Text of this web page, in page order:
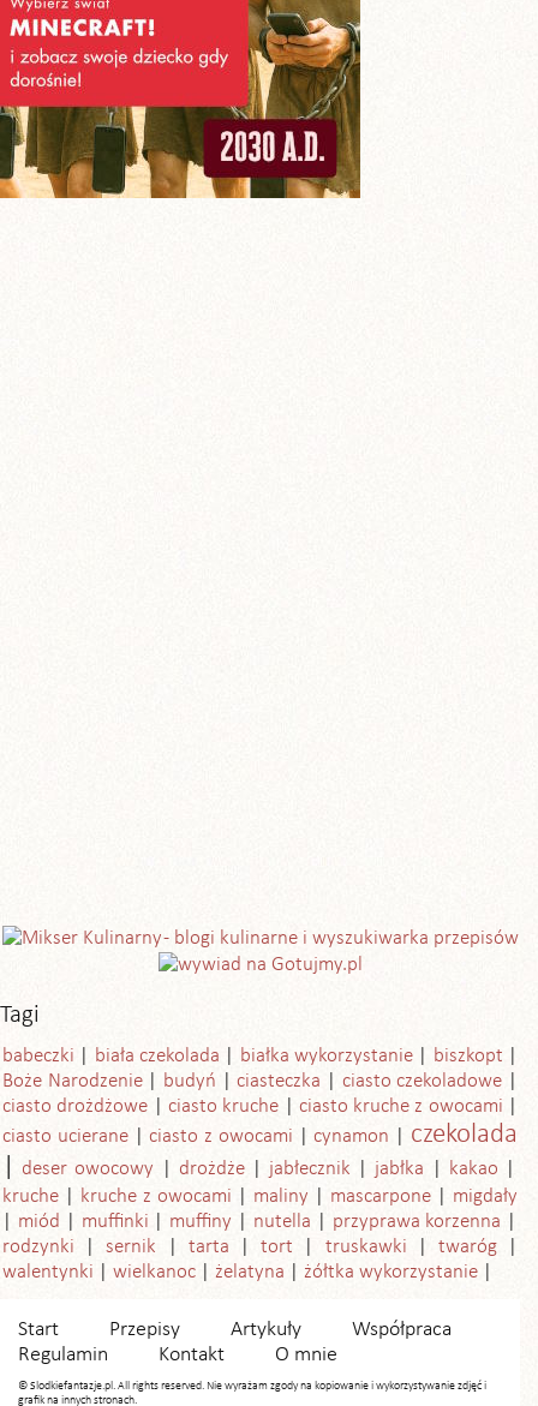
Tagi
babeczki biała czekolada białka wykorzystanie
biszkopt
Boże Narodzenie
budyń ciasteczka
ciasto czekoladowe
ciasto drożdżowe
ciasto kruche
ciasto kruche z owocami
ciasto ucierane
ciasto z owocami cynamon czekolada
deser owocowy drożdże jabłecznik jabłka
kakao
kruche
kruche z owocami maliny mascarpone
migdały
miód
muffinki muffiny nutella
przyprawa korzenna
rodzynki
sernik tarta tort truskawki
twaróg
walentynki
wielkanoc żelatyna żółtka wykorzystanie
Start Przepisy Artykuły
Współpraca
Regulamin
Kontakt O mnie
© Slodkiefantazje.pl. All rights reserved. Nie wyrażam zgody na kopiowanie i wykorzystywanie zdjęć i
grafik na innych stronach.